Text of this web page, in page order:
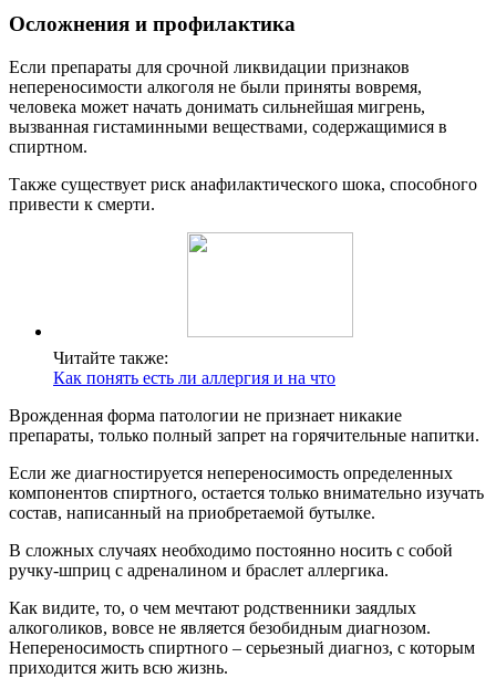
Осложнения и профилактика
Если препараты для срочной ликвидации признаков
непереносимости алкоголя не были приняты вовремя,
человека может начать донимать сильнейшая мигрень,
вызванная гистаминными веществами, содержащимися в
спиртном.
Также существует риск анафилактического шока, способного
привести к смерти.
Читайте также:
Как понять есть ли аллергия и на что
Врожденная форма патологии не признает никакие
препараты, только полный запрет на горячительные напитки.
Если же диагностируется непереносимость определенных
компонентов спиртного, остается только внимательно изучать
состав, написанный на приобретаемой бутылке.
В сложных случаях необходимо постоянно носить с собой
ручку-шприц с адреналином и браслет аллергика.
Как видите, то, о чем мечтают родственники заядлых
алкоголиков, вовсе не является безобидным диагнозом.
Непереносимость спиртного – серьезный диагноз, с которым
приходится жить всю жизнь.